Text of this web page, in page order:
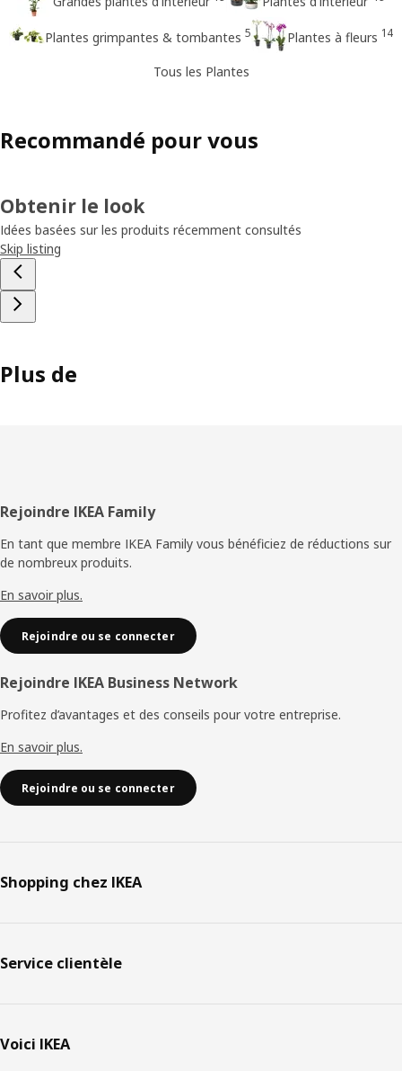
Plantes grimpantes & tombantes 5 Plantes à fleurs 14
Tous les Plantes
Recommandé pour vous
Obtenir le look
Idées basées sur les produits récemment consultés
Skip listing
Plus de
Pied
de
page
Rejoindre IKEA Family
En tant que membre IKEA Family vous bénéficiez de réductions sur
de nombreux produits.
En savoir plus.
Rejoindre ou se connecter
Rejoindre IKEA Business Network
Profitez d’avantages et des conseils pour votre entreprise.
En savoir plus.
Rejoindre ou se connecter
Shopping chez IKEA
Service clientèle
Voici IKEA